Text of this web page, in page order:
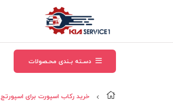
دسـته بـندی محـصولات
خرید رکاب اسپورت برای اسپورتج 2015